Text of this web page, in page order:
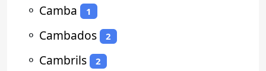
⚬ Camba 1
⚬ Cambados 2
⚬ Cambrils 2